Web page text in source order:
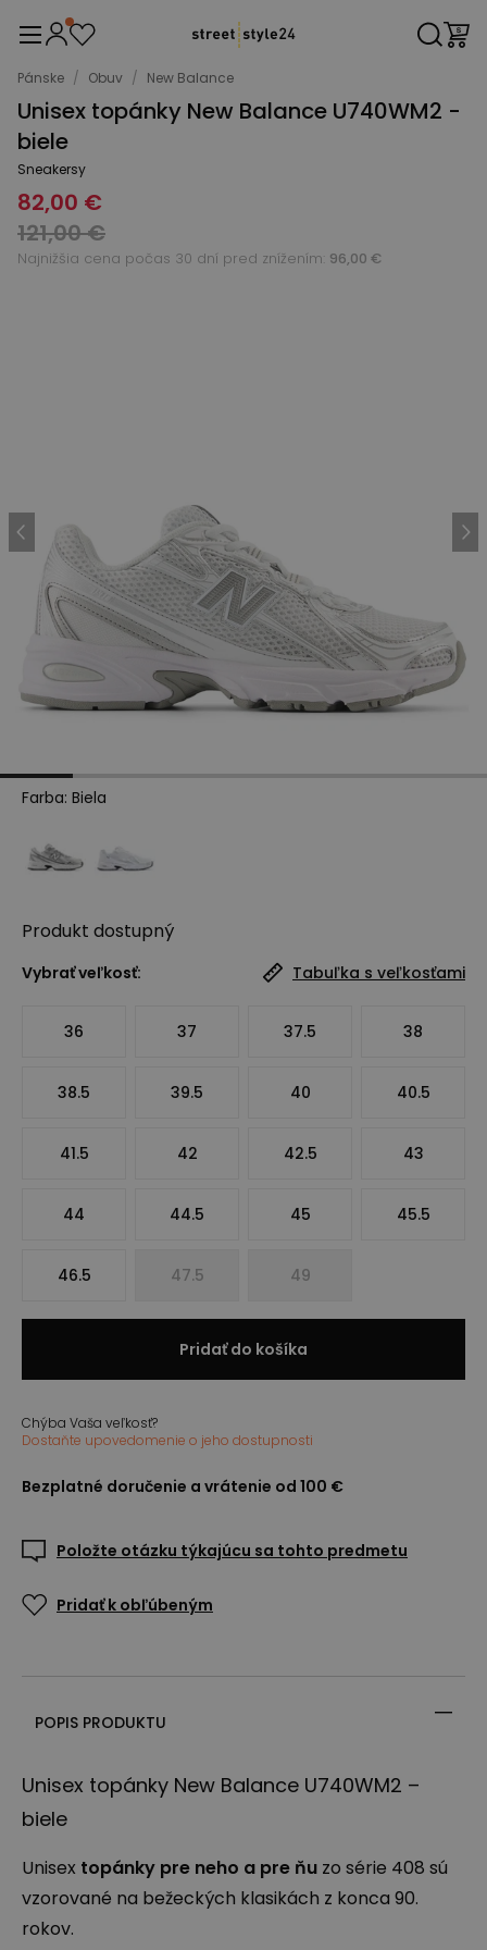
Pánske / Obuv / New Balance
Unisex topánky New Balance U740WM2 -
biele
Sneakersy
82,00 €
121,00 €
Najnižšia cena počas 30 dní pred znížením: 96,00 €
Farba: Biela
Produkt dostupný
Vybrať veľkosť: Tabuľka s veľkosťami
36 37 37.5 38
38.5 39.5 40 40.5
41.5 42 42.5 43
44 44.5 45 45.5
46.5 47.5 49
Pridať do košíka
Chýba Vaša veľkosť?
Dostaňte upovedomenie o jeho dostupnosti
Bezplatné doručenie a vrátenie od 100 €
Položte otázku týkajúcu sa tohto predmetu
Pridať k obľúbeným
POPIS PRODUKTU
Unisex topánky New Balance U740WM2 –
biele
Unisex topánky pre neho a pre ňu zo série 408 sú
vzorované na bežeckých klasikách z konca 90.
rokov.